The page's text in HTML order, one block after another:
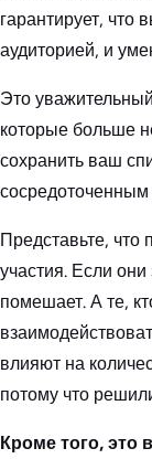
гарантирует, что
аудиторией, и
Это
которые больше
сохранить ваш
сосредоточенным
Представьте, что
участия. Если они
помешает. А те,
влияют на
потому что
Кроме того, это